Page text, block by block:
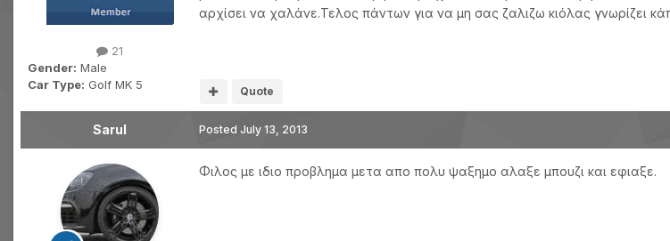
21
Gender: Male
Car Type: Golf MK 5
αρχίσει να χαλάνε.Τελος πάντων για να μη σας ζαλιζω κιόλας γνωρίζει
Quote
Sarul Posted July 13, 2013
Φιλος με ιδιο προβλημα μετα απο πολυ ψαξημο αλαξε μπουζι και εφιαξε.